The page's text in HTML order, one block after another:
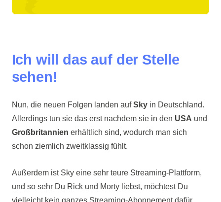
Ich will das auf der Stelle
sehen!
Nun, die neuen Folgen landen aufSkyin Deutschland.
Allerdings tun sie das erst nachdem sie in den USA und
Großbritannien erhältlich sind, wodurch man sich
schon ziemlich zweitklassig fühlt.
Außerdem ist Sky eine sehr teure Streaming-Plattform,
und so sehr Du Rick und Morty liebst, möchtest Du
vielleicht kein ganzes Streaming-Abonnement dafür